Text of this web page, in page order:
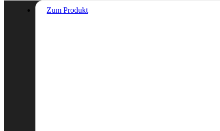
Zum Produkt